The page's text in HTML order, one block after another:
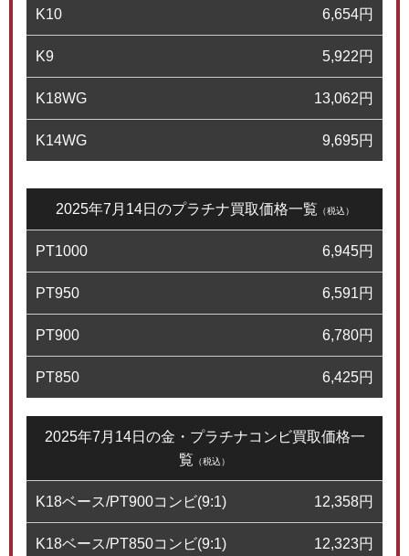
K10 6,654円
K9 5,922円
K18WG 13,062円
K14WG 9,695円
2025年7月14日のプラチナ買取価格一覧 （税込）
PT1000 6,945円
PT950 6,591円
PT900 6,780円
PT850 6,425円
2025年7月14日の金・プラチナコンビ買取価格一
覧 （税込）
K18ベース/PT900コンビ(9:1) 12,358円
K18ベース/PT850コンビ(9:1) 12,323円